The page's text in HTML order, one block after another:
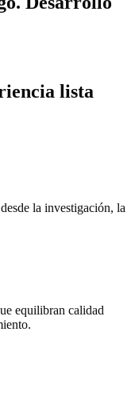
lista
la investigación, la
equilibran calidad